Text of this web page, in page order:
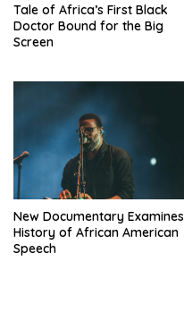
Tale of Africa’s First Black
Doctor Bound for the Big
Screen
New Documentary Examines
History of African American
Speech